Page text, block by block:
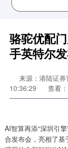
骆驼优配
手英特尔
来源：港陆证券
10:36:29
查看
AI智算再添“深圳引
合发布会，亮相了基